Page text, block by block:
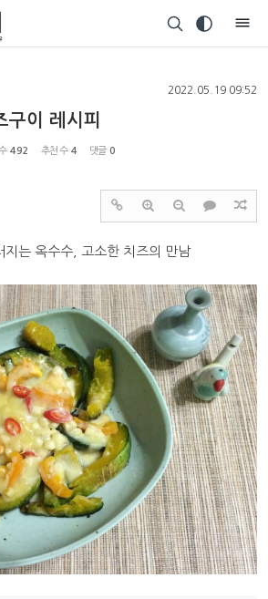
2022.05.19 09:52
구이 레시피
492 추천 수 4 댓글 0
지는 옥수수, 고소한 치즈의 만남
스케치북5
스케치북5